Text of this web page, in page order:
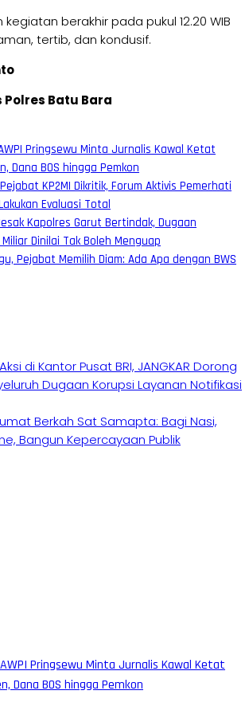
berakhir pada pukul 12.20 WIB
tertib, dan kondusif.
Batu Bara
Pringsewu Minta Jurnalis Kawal Ketat
Dana BOS hingga Pemkon
KP2MI Dikritik, Forum Aktivis Pemerhati
Evaluasi Total
Kapolres Garut Bertindak, Dugaan
Dinilai Tak Boleh Menguap
Pejabat Memilih Diam: Ada Apa dengan BWS
Aksi di Kantor Pusat BRI, JANGKAR Dorong
Dugaan Korupsi Layanan Notifikasi
Berkah Sat Samapta: Bagi Nasi,
Bangun Kepercayaan Publik
AWPI Pringsewu Minta Jurnalis Kawal Ketat
Dana BOS hingga Pemkon